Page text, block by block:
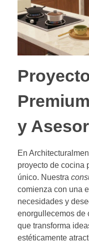
y
En
proyecto de cocina
único. Nuestra
comienza con una
necesidades y
enorgullecemos de
que transforma
estéticamente